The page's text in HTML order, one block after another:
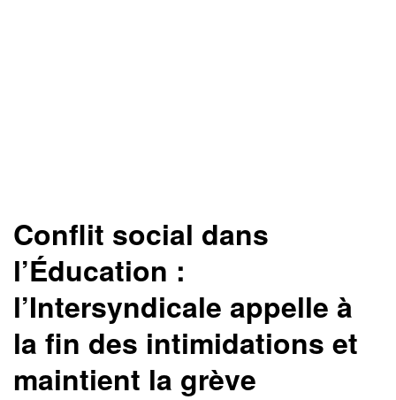
Conflit social dans
l’Éducation :
l’Intersyndicale appelle à
la fin des intimidations et
maintient la grève